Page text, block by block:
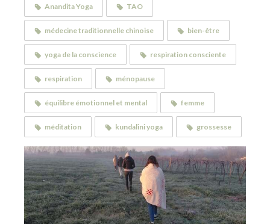
Anandita Yoga TAO
médecine traditionnelle chinoise bien-être
yoga de la conscience respiration consciente
respiration ménopause
équilibre émotionnel et mental femme
méditation kundalini yoga grossesse